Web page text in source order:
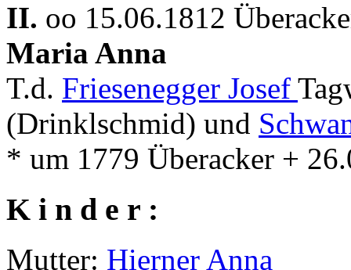
II. oo 15.06.1812
Maria Anna
T.d. Friesenegger Josef
(Drinklschmid) und
* um 1779 Überacker +
K i n d e r :
Mutter: Hierner Anna